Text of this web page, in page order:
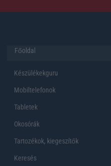
Főoldal
Készülékekguru
Mobiltelefonok
Tabletek
Okosórák
Tartozékok, kiegeszítők
Keresés